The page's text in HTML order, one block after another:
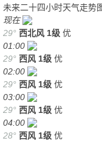
未来二十四小时天气走势
现在
29° 西北风 1级 优
01:00
29° 西风 1级 优
02:00
29° 西风 1级 优
03:00
29° 西风 1级 优
04:00
28° 西风 1级 优